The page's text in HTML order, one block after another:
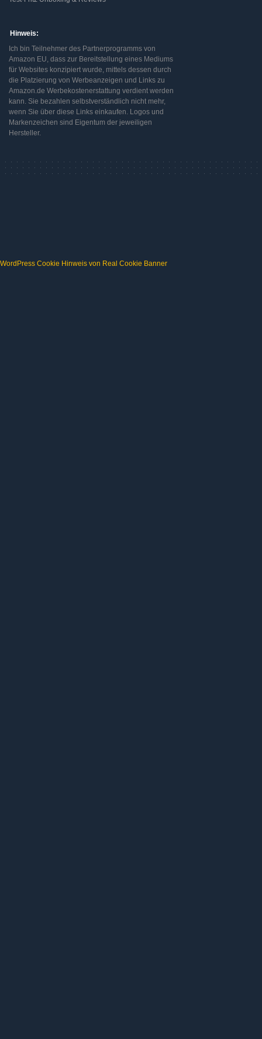
Hinweis:
Ich bin Teilnehmer des Partnerprogramms von
Amazon EU, dass zur Bereitstellung eines Mediums
für Websites konzipiert wurde, mittels dessen durch
die Platzierung von Werbeanzeigen und Links zu
Amazon.de Werbekostenerstattung verdient werden
kann. Sie bezahlen selbstverständlich nicht mehr,
wenn Sie über diese Links einkaufen. Logos und
Markenzeichen sind Eigentum der jeweiligen
Hersteller.
WordPress Cookie Hinweis von Real Cookie Banner